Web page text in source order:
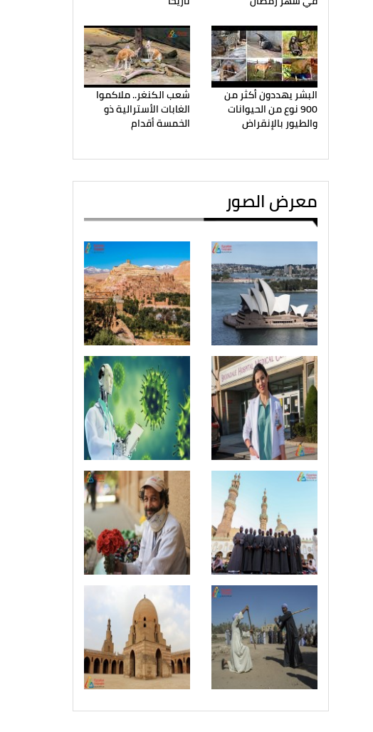
البشر يهددون أكثر من
900 نوع من الحيوانات
والطيور بالإنقراض
شعب الكنغر.. ملاكموا
الغابات الأسترالية ذو
الخمسة أقدام
معرض الصور